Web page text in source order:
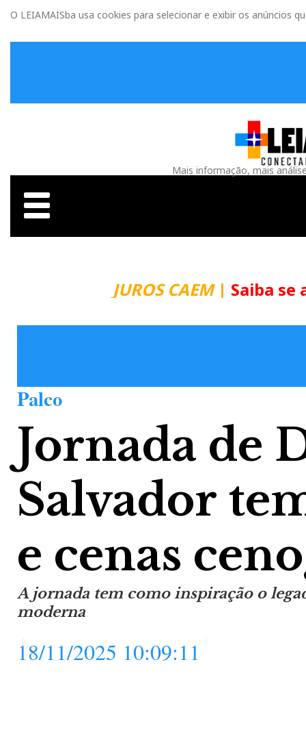
O LEIAMAISba usa cookies para selecionar e exibir os anúncios
Mais informação, mais
JUROS CAEM| Saiba se
Palco
Jornada de
Salvador
e cenas
A jornada tem como inspiração o
moderna
18/11/2025 10:09:11